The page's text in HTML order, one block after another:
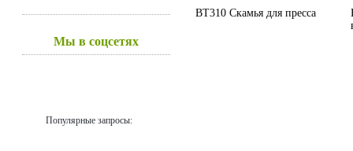
Мы в соцсетях
Популярные запросы:
BT310 Скамья для пресса